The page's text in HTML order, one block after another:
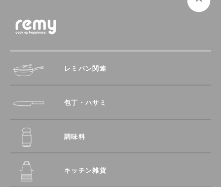
レミパン関連
包丁・ハサミ
調味料
キッチン雑貨